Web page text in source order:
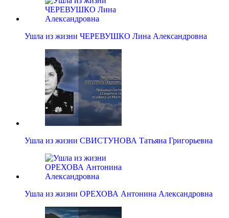
Ушла из жизни ЧЕРЕВУШКО Лина Александровна
Ушла из жизни СВИСТУНОВА Татьяна Григорьевна
Ушла из жизни ОРЕХОВА Антонина Александровна